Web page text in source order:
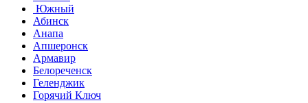
Южный
Абинск
Анапа
Апшеронск
Армавир
Белореченск
Геленджик
Горячий Ключ